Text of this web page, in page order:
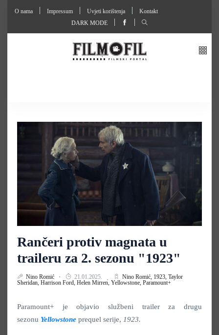
O nama Impressum Uvjeti korištenja
Kontakt
DARK MODE
Rančeri protiv magnata u
traileru za 2. sezonu "1923"
Nino Romić 21.01.2025. Nino Romić, 1923, Taylor
Sheridan, Harrison Ford, Helen Mirren, Yellowstone, Paramount+
Paramount+ je objavio službeni trailer za drugu
sezonu Yellowstone prequel serije, 1923.